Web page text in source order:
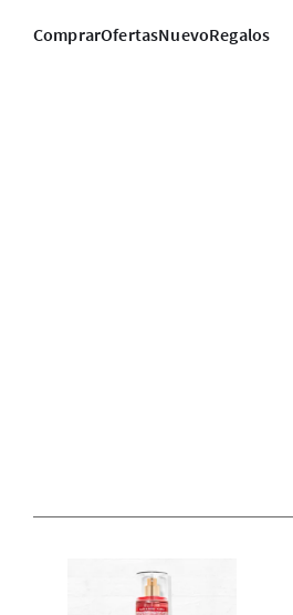
ComprarOfertasNuevoRegalos